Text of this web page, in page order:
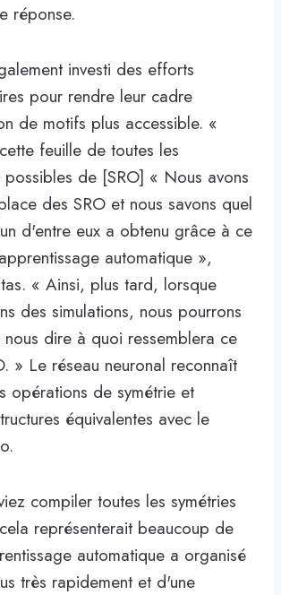
réponse.
investi des efforts
pour rendre leur cadre
de motifs plus accessible. «
feuille de toutes les
possibles de [SRO] « Nous avons
des SRO et nous savons quel
d'entre eux a obtenu grâce à ce
automatique »,
« Ainsi, plus tard, lorsque
des simulations, nous pourrons
dire à quoi ressemblera ce
» Le réseau neuronal reconnaît
opérations de symétrie et
équivalentes avec le
compiler toutes les symétries
représenterait beaucoup de
automatique a organisé
très rapidement et d'une